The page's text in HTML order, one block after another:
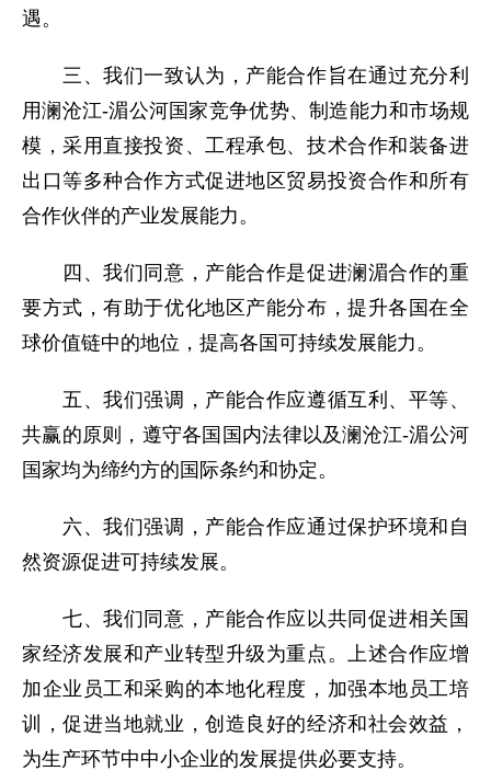
遇。
三、我们一致认为，产能合作旨在通过充分利
用澜沧江-湄公河国家竞争优势、制造能力和市场规
模，采用直接投资、工程承包、技术合作和装备进
出口等多种合作方式促进地区贸易投资合作和所有
合作伙伴的产业发展能力。
四、我们同意，产能合作是促进澜湄合作的重
要方式，有助于优化地区产能分布，提升各国在全
球价值链中的地位，提高各国可持续发展能力。
五、我们强调，产能合作应遵循互利、平等、
共赢的原则，遵守各国国内法律以及澜沧江-湄公河
国家均为缔约方的国际条约和协定。
六、我们强调，产能合作应通过保护环境和自
然资源促进可持续发展。
七、我们同意，产能合作应以共同促进相关国
家经济发展和产业转型升级为重点。上述合作应增
加企业员工和采购的本地化程度，加强本地员工培
训，促进当地就业，创造良好的经济和社会效益，
为生产环节中中小企业的发展提供必要支持。